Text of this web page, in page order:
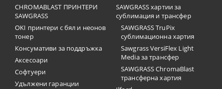
CHROMABLAST ПРИНТЕРИ
SAWGRASS
OKI принтери с бял и неонов
тонер
Консумативи за поддръжка
Аксесоари
Софтуери
Удължени гаранции
SAWGRASS хартии за
сублимация и трансфер
SAWGRASS TruPix
сублимационна хартия
Sawgrass VersiFlex Light
Media за трансфер
SAWGRASS ChromaBlast
трансферна хартия